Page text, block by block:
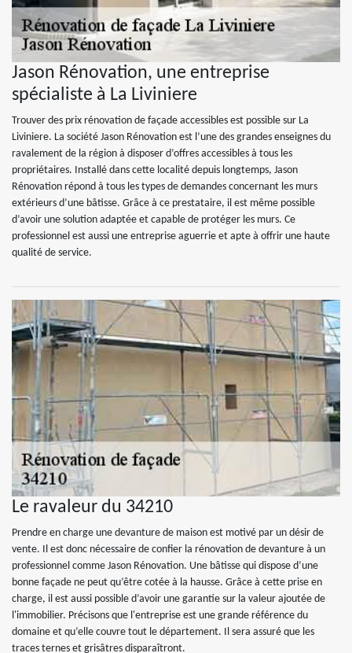
Jason Rénovation, une entreprise
spécialiste à La Liviniere
Trouver des prix rénovation de façade accessibles est possible sur La
Liviniere. La société Jason Rénovation est l’une des grandes enseignes du
ravalement de la région à disposer d’offres accessibles à tous les
propriétaires. Installé dans cette localité depuis longtemps, Jason
Rénovation répond à tous les types de demandes concernant les murs
extérieurs d’une bâtisse. Grâce à ce prestataire, il est même possible
d’avoir une solution adaptée et capable de protéger les murs. Ce
professionnel est aussi une entreprise aguerrie et apte à offrir une haute
qualité de service.
Le ravaleur du 34210
Prendre en charge une devanture de maison est motivé par un désir de
vente. Il est donc nécessaire de confier la rénovation de devanture à un
professionnel comme Jason Rénovation. Une bâtisse qui dispose d’une
bonne façade ne peut qu’être cotée à la hausse. Grâce à cette prise en
charge, il est aussi possible d’avoir une garantie sur la valeur ajoutée de
l'immobilier. Précisons que l'entreprise est une grande référence du
domaine et qu’elle couvre tout le département. Il sera assuré que les
traces ternes et grisâtres disparaîtront.